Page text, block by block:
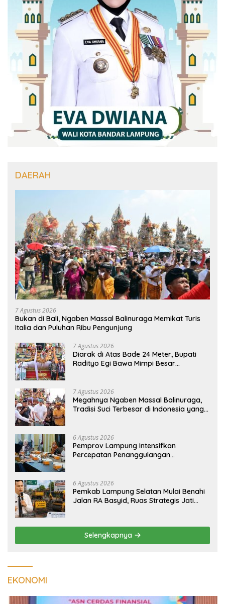
DAERAH
7 Agustus 2026
Bukan di Bali, Ngaben Massal Balinuraga Memikat Turis
Italia dan Puluhan Ribu Pengunjung
7 Agustus 2026
Diarak di Atas Bade 24 Meter, Bupati
Radityo Egi Bawa Mimpi Besar
7 Agustus 2026
Megahnya Ngaben Massal Balinuraga,
Tradisi Suci Terbesar di Indonesia yang
6 Agustus 2026
Pemprov Lampung Intensifkan
Percepatan Penanggulangan
6 Agustus 2026
Pemkab Lampung Selatan Mulai Benahi
Jalan RA Basyid, Ruas Strategis Jati
Selengkapnya
EKONOMI